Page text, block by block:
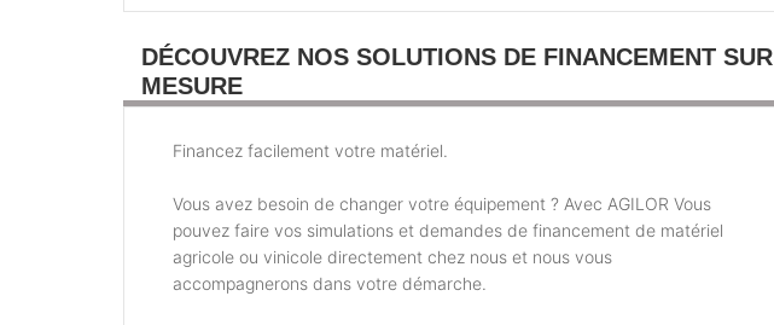
DÉCOUVREZ NOS SOLUTIONS DE FINANCEMENT SUR
MESURE
Financez facilement votre matériel.
Vous avez besoin de changer votre équipement ? Avec AGILOR Vous
pouvez faire vos simulations et demandes de financement de matériel
agricole ou vinicole directement chez nous et nous vous
accompagnerons dans votre démarche.